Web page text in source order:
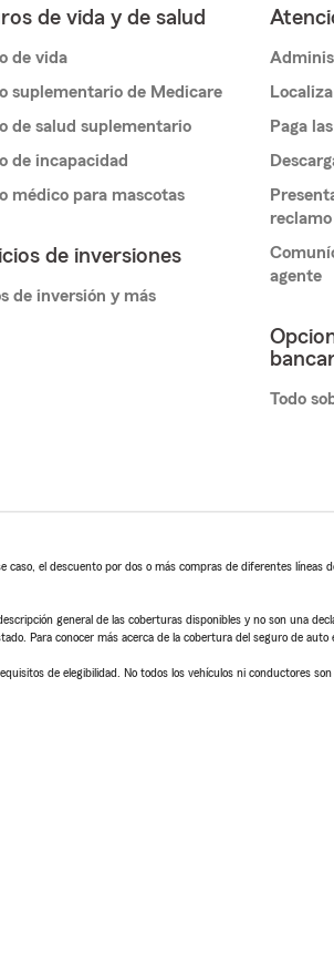
de vida y de salud
de vida
suplementario de Medicare
de salud suplementario
de incapacidad
médico para mascotas
de inversiones
de inversión y más
Paga
reclamo
agente
Todo
caso, el descuento por dos o más compras de diferentes
general de las coberturas disponibles y no son una
Para conocer más acerca de la cobertura del seguro de auto
de elegibilidad. No todos los vehículos ni conductores